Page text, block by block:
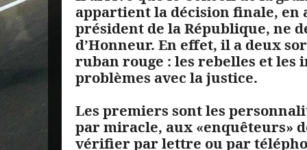
appartient la décision finale, en
président de la République, ne
d’Honneur. En effet, il a deux
ruban rouge : les rebelles et les
problèmes avec la justice.
Les premiers sont les
par miracle, aux «enquêteurs»
vérifier par lettre ou par